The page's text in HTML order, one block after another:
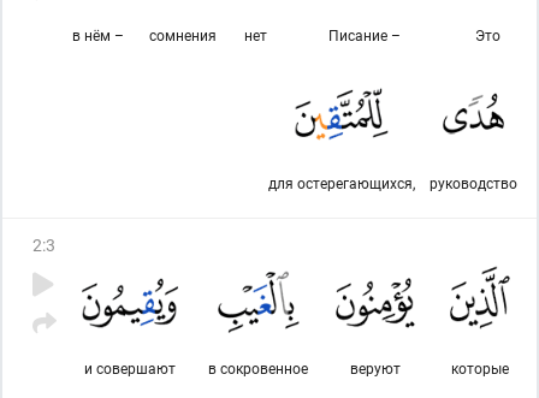
Это
Писание –
нет
сомнения
в нём –
руководство
для остерегающихся,
2:3
которые
веруют
в сокровенное
и совершают